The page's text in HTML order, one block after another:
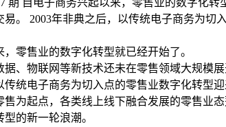
。 2003年非典之后，以传统电子商务为切
零售业的数字化转型就已经开始了。
据、物联网等新技术还未在零售领域大规模
传统电子商务为切入点的零售业数字化转型迎
售为起点，各类线上线下融合发展的零售业
的新一轮浪潮。